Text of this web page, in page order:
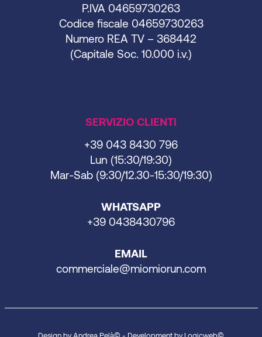
P.IVA 04659730263
Codice fiscale 04659730263
Numero REA TV – 368442
(Capitale Soc. 10.000 i.v.)
SERVIZIO CLIENTI
+39 043 8430 796
Lun (15:30/19:30)
Mar-Sab (9:30/12.30-15:30/19:30)
WHATSAPP
+39 0438430796
EMAIL
commerciale@miomiorun.com
Design by Andrea Pelà© - Development byLogicweb©